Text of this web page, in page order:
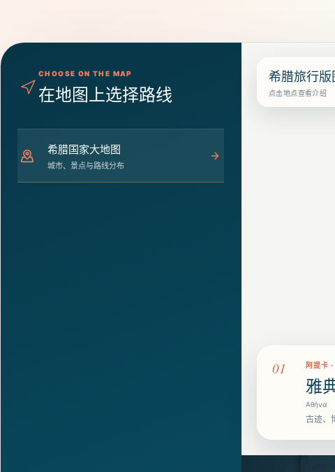
CHOOSE ON THE MAP
在地图上选择路线
希腊国家大地图
城市、景点与路线分布
希腊旅行版
点击地点查看介绍
01 阿提卡 ·
雅
Αθήνα
古迹、